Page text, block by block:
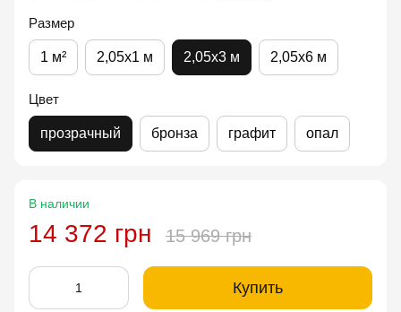
Размер
1 м² 2,05x1 м 2,05x3 м 2,05x6 м
Цвет
прозрачный бронза графит опал
В наличии
14 372 грн 15 969 грн
Купить